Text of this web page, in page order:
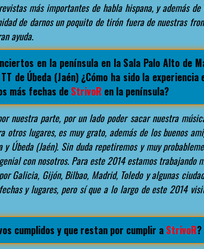
más importantes de habla hispana, y además de
de darnos un poquito de tirón fuera de nuestras
ayuda.
en la península en la Sala Palo Alto de
de Úbeda (Jaén) ¿Cómo ha sido la experiencia
más fechas de StrivoR en la península?
nuestra parte, por un lado poder sacar nuestra
lugares, es muy grato, además de los buenos
Úbeda (Jaén). Sin duda repetiremos y muy
con nosotros. Para este 2014 estamos trabajando
Galicia, Gijón, Bilbao, Madrid, Toledo y algunas
y lugares, pero sí que a lo largo de este 2014
cumplidos y que restan por cumplir a StrivoR?